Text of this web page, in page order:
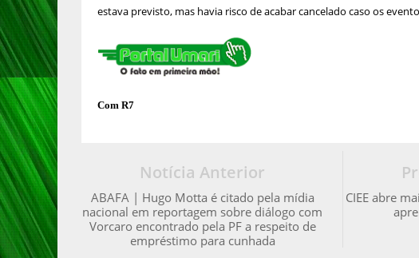
estava previsto, mas havia risco de acabar cancelado caso os
Com R7
CIEE abre
Notícia Anterior
ABAFA | Hugo Motta é citado pela mídia
nacional em reportagem sobre diálogo com
Vorcaro encontrado pela PF a respeito de
empréstimo para cunhada